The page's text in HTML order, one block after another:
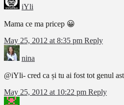
iYli
Mama ce ma pricep 😀
May 25, 2012 at 8:35 pm Reply
nina
@iYli- cred ca și tu ai fost tot genul
May 25, 2012 at 10:22 pm Reply